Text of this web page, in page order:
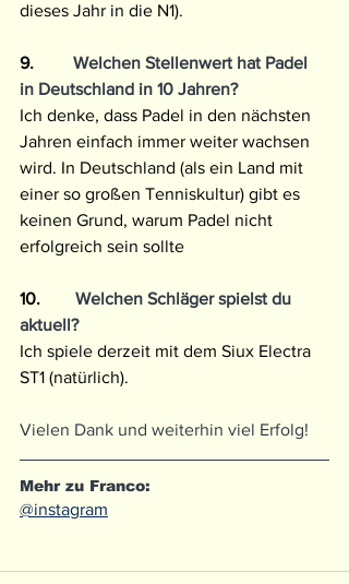
dieses Jahr in die N1).
9. Welchen Stellenwert hat Padel
in Deutschland in 10 Jahren?
Ich denke, dass Padel in den nächsten
Jahren einfach immer weiter wachsen
wird. In Deutschland (als ein Land mit
einer so großen Tenniskultur) gibt es
keinen Grund, warum Padel nicht
erfolgreich sein sollte
10. Welchen Schläger spielst du
aktuell?
Ich spiele derzeit mit dem Siux Electra
ST1 (natürlich).
Vielen Dank und weiterhin viel Erfolg!
Mehr zu Franco:
@instagram